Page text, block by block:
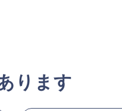
ります